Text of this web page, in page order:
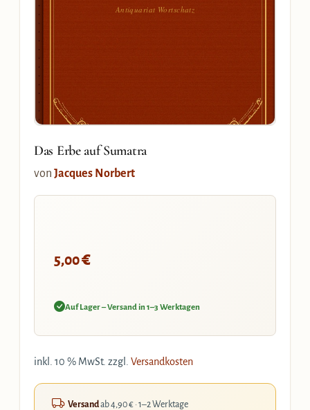
Antiquariat Wortschatz
Das Erbe auf Sumatra
von Jacques Norbert
5,00€
Auf Lager – Versand in 1–3 Werktagen
inkl. 10 % MwSt. zzgl. Versandkosten
Versandab 4,90 € · 1–2 Werktage